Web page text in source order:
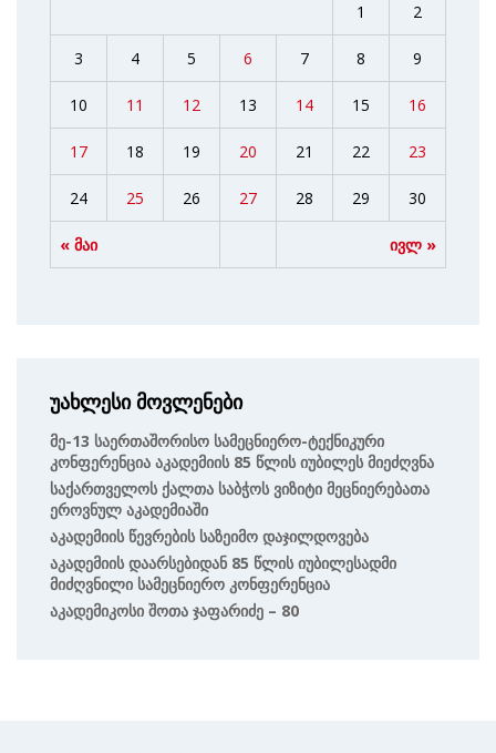
« მაი ივლ »
1 2
3 4 5 6 7 8 9
10 11 12 13 14 15 16
17 18 19 20 21 22 23
24 25 26 27 28 29 30
უახლესი მოვლენები
Მე-13 Საერთაშორისო Სამეცნიერო-Ტექნიკური
Კონფერენცია Აკადემიის 85 Წლის Იუბილეს Მიეძღვნა
Საქართველოს Ქალთა Საბჭოს Ვიზიტი Მეცნიერებათა
Ეროვნულ Აკადემიაში
Აკადემიის Წევრების Საზეიმო Დაჯილდოვება
Აკადემიის Დაარსებიდან 85 Წლის Იუბილესადმი
Მიძღვნილი Სამეცნიერო Კონფერენცია
Აკადემიკოსი Შოთა Ჯაფარიძე – 80